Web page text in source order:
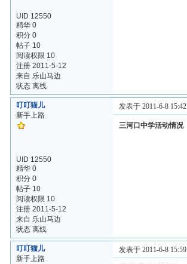
UID 12550
精华 0
积分 0
帖子 10
阅读权限 10
注册 2011-5-12
来自 乐山马边
状态 离线
叮叮猫儿
新手上路
UID 12550
精华 0
积分 0
帖子 10
阅读权限 10
注册 2011-5-12
来自 乐山马边
状态 离线
发表于 2011-6-8 15:42
三河口中学活动情况
叮叮猫儿
新手上路
发表于 2011-6-8 15:59